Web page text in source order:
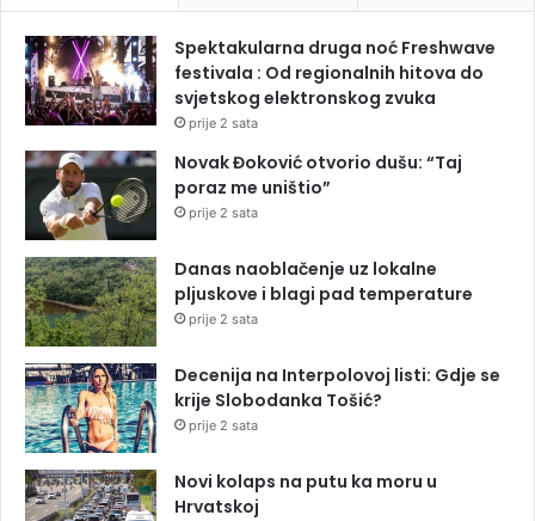
Spektakularna druga noć Freshwave
festivala : Od regionalnih hitova do
svjetskog elektronskog zvuka
prije 2 sata
Novak Đoković otvorio dušu: “Taj
poraz me uništio”
prije 2 sata
Danas naoblačenje uz lokalne
pljuskove i blagi pad temperature
prije 2 sata
Decenija na Interpolovoj listi: Gdje se
krije Slobodanka Tošić?
prije 2 sata
Novi kolaps na putu ka moru u
Hrvatskoj